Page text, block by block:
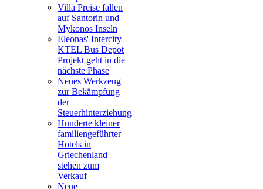
Villa Preise fallen
auf Santorin und
Mykonos Inseln
Eleonas' Intercity
KTEL Bus Depot
Projekt geht in die
nächste Phase
Neues Werkzeug
zur Bekämpfung
der
Steuerhinterziehung
Hunderte kleiner
familiengeführter
Hotels in
Griechenland
stehen zum
Verkauf
Neue